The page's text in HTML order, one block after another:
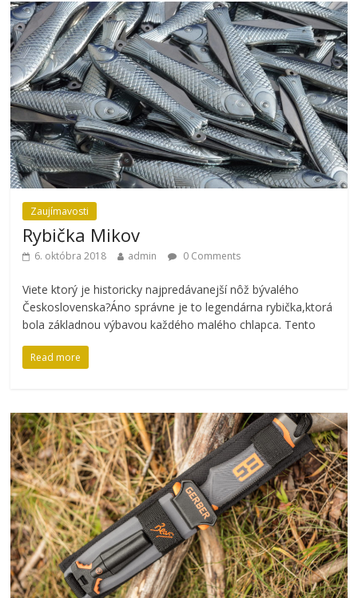
Zaujímavosti
Rybička Mikov
6. októbra 2018 admin 0 Comments
Viete ktorý je historicky najpredávanejší nôž bývalého
Československa?Áno správne je to legendárna rybička,ktorá
bola základnou výbavou každého malého chlapca. Tento
Read more